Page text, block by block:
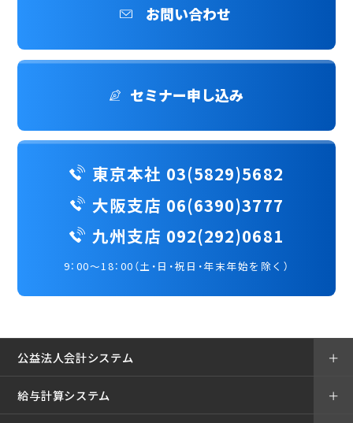
お問い合わせ
セミナー申し込み
東京本社 03(5829)5682
大阪支店 06(6390)3777
九州支店 092(292)0681
9：00～18：00（土・日・祝日・年末年始を除く）
公益法人会計システム ＋
給与計算システム ＋